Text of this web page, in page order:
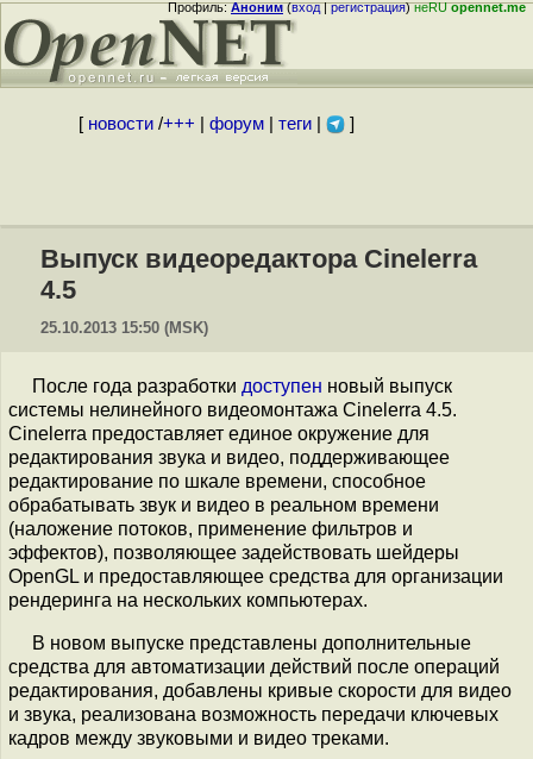
Профиль:Аноним(вход|регистрация)неRUopennet.me
[ новости/+++ форум| теги| ]
Выпуск видеоредактора Cinelerra
4.5
25.10.2013 15:50 (MSK)
После года разработки доступен новый выпуск
системы нелинейного видеомонтажа Cinelerra 4.5.
Cinelerra предоставляет единое окружение для
редактирования звука и видео, поддерживающее
редактирование по шкале времени, способное
обрабатывать звук и видео в реальном времени
(наложение потоков, применение фильтров и
эффектов), позволяющее задействовать шейдеры
OpenGL и предоставляющее средства для организации
рендеринга на нескольких компьютерах.
В новом выпуске представлены дополнительные
средства для автоматизации действий после операций
редактирования, добавлены кривые скорости для видео
и звука, реализована возможность передачи ключевых
кадров между звуковыми и видео треками.